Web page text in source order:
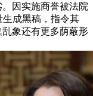
因实施商誉被法院
成黑稿，指令其
象还有更多荫蔽形